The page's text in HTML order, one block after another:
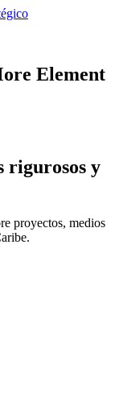
Element
rigurosos y
proyectos, medios